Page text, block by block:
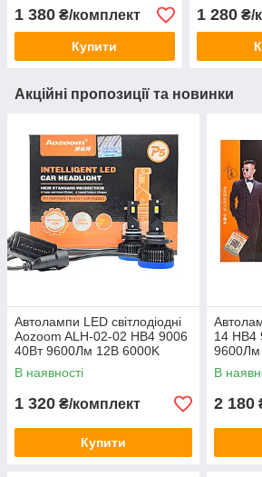
1 380 ₴/комплект
Купити
1 280₴/
Акційні пропозиції та новинки
Автолампи LED світлодіодні
Aozoom ALH-02-02 HB4 9006
40Вт 9600Лм 12В 6000K
В наявності
1 320 ₴/комплект
Купити
14 HB4
В
2 180